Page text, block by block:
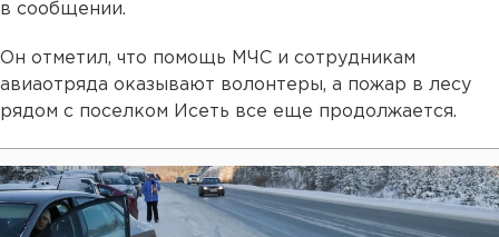
в сообщении.
Он отметил, что помощь МЧС и сотрудникам
авиаотряда оказывают волонтеры, а пожар в лесу
рядом с поселком Исеть все еще продолжается.